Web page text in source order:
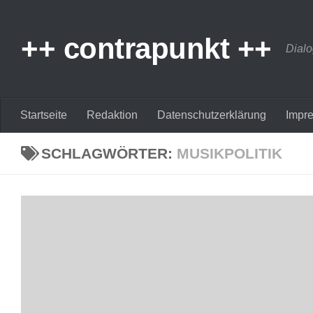
++ contrapunkt ++
Startseite Redaktion Datenschutzerklärung
SCHLAGWÖRTER: MUSIKPOLITIK